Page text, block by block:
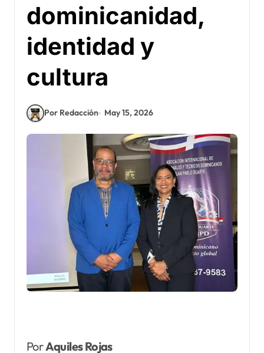
dominicanidad,
identidad y
cultura
Por Redacción May 15, 2026
PorAquiles Rojas